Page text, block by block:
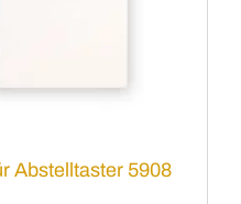
Abstelltaster 5908